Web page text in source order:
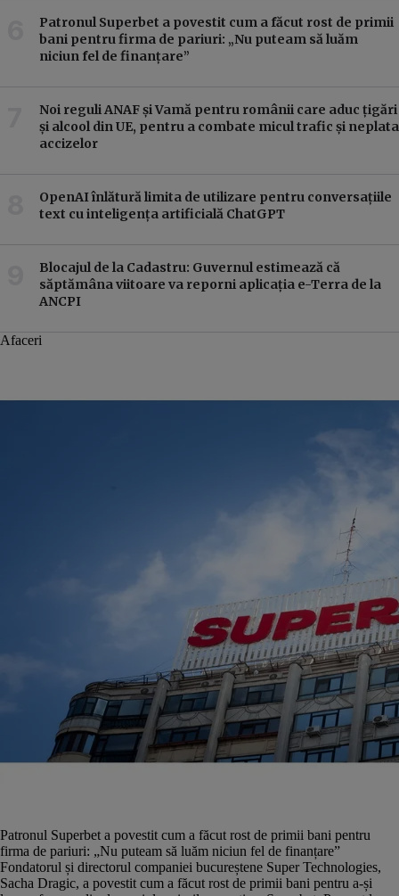
Patronul Superbet a povestit cum a făcut rost de primii
bani pentru firma de pariuri: „Nu puteam să luăm
niciun fel de finanțare”
Noi reguli ANAF și Vamă pentru românii care aduc țigări
și alcool din UE, pentru a combate micul trafic și neplata
accizelor
OpenAI înlătură limita de utilizare pentru conversațiile
text cu inteligența artificială ChatGPT
Blocajul de la Cadastru: Guvernul estimează că
săptămâna viitoare va reporni aplicația e-Terra de la
ANCPI
Afaceri
Patronul Superbet a povestit cum a făcut rost de primii bani pentru
firma de pariuri: „Nu puteam să luăm niciun fel de finanțare”
Fondatorul și directorul companiei bucureștene Super Technologies,
Sacha Dragic, a povestit cum a făcut rost de primii bani pentru a-și